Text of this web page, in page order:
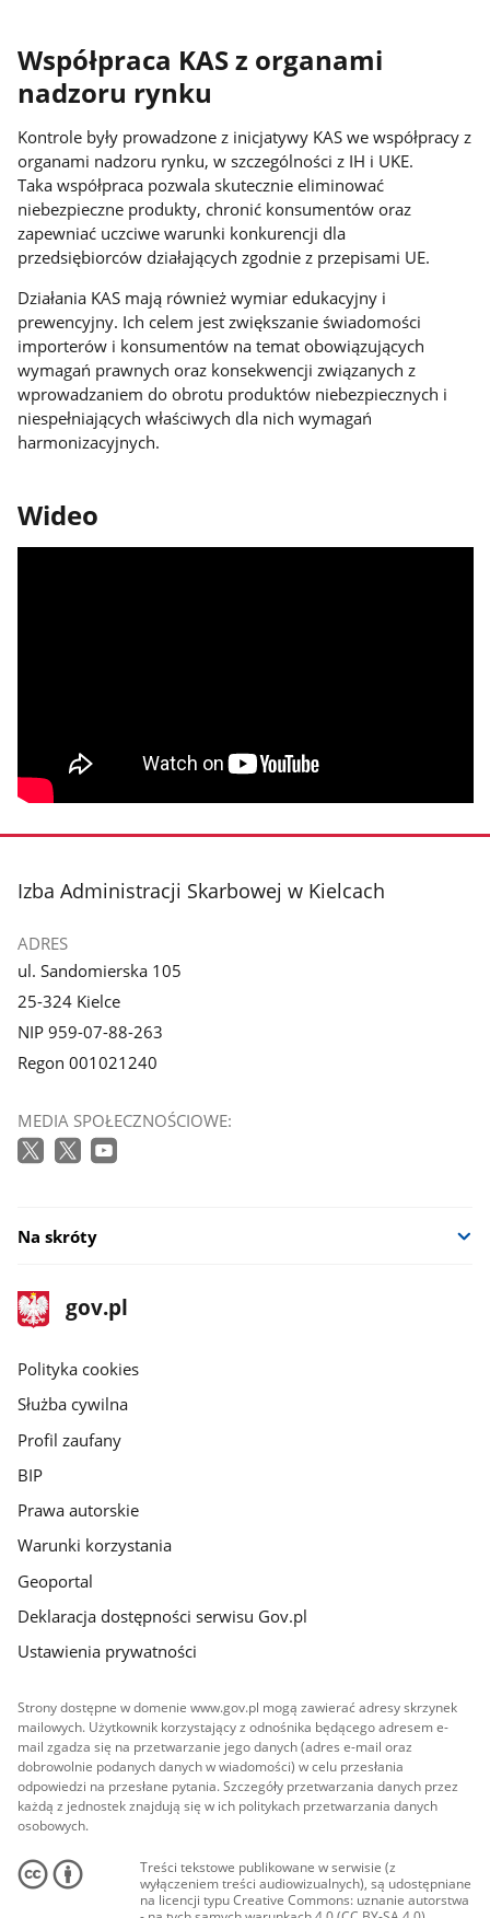
Współpraca KAS z organami
nadzoru rynku
Kontrole były prowadzone z inicjatywy KAS we współpracy z
organami nadzoru rynku, w szczególności z IH i UKE.
Taka współpraca pozwala skutecznie eliminować
niebezpieczne produkty, chronić konsumentów oraz
zapewniać uczciwe warunki konkurencji dla
przedsiębiorców działających zgodnie z przepisami UE.
Działania KAS mają również wymiar edukacyjny i
prewencyjny. Ich celem jest zwiększanie świadomości
importerów i konsumentów na temat obowiązujących
wymagań prawnych oraz konsekwencji związanych z
wprowadzaniem do obrotu produktów niebezpiecznych i
niespełniających właściwych dla nich wymagań
harmonizacyjnych.
Wideo
stopka
Izba Administracji Skarbowej w Kielcach
ADRES
ul. Sandomierska 105
25-324 Kielce
NIP 959-07-88-263
Regon 001021240
MEDIA SPOŁECZNOŚCIOWE:
Na skróty
stopka
gov.pl
Strona
gov.pl
gov.pl
Polityka cookies
Służba cywilna
Profil zaufany
BIP
Prawa autorskie
Warunki korzystania
Geoportal
Deklaracja dostępności serwisu Gov.pl
Ustawienia prywatności
Strony dostępne w domenie www.gov.pl mogą zawierać adresy skrzynek
mailowych. Użytkownik korzystający z odnośnika będącego adresem e-
mail zgadza się na przetwarzanie jego danych (adres e-mail oraz
dobrowolnie podanych danych w wiadomości) w celu przesłania
odpowiedzi na przesłane pytania. Szczegóły przetwarzania danych przez
każdą z jednostek znajdują się w ich politykach przetwarzania danych
osobowych.
Treści tekstowe publikowane w serwisie (z
wyłączeniem treści audiowizualnych), są udostępniane
na licencji typu Creative Commons: uznanie autorstwa